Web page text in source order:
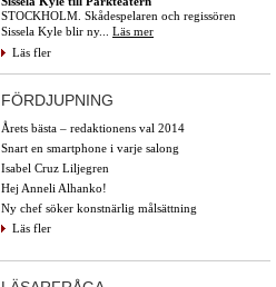
STOCKHOLM. Skådespelaren och regissören
Sissela Kyle blir ny... Läs mer
Läs fler
FÖRDJUPNING
Årets bästa – redaktionens val 2014
Snart en smartphone i varje salong
Isabel Cruz Liljegren
Hej Anneli Alhanko!
Ny chef söker konstnärlig målsättning
Läs fler